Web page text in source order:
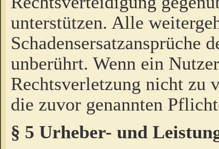
unterstützen. Alle
Schadensersatzansprüche
unberührt. Wenn ein
Rechtsverletzung nicht zu
die zuvor genannten
§ 5 Urheber- und